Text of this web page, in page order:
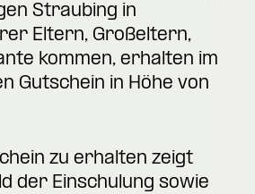
Straubing in
Eltern, Großeltern,
kommen, erhalten im
Gutschein in Höhe von
zu erhalten zeigt
der Einschulung sowie